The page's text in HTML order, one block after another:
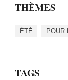
THÈMES
ÉTÉ POUR
TAGS